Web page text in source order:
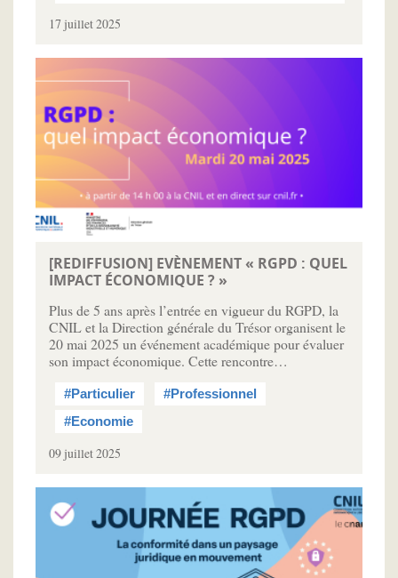
17 juillet 2025
[REDIFFUSION] EVÈNEMENT « RGPD : QUEL
IMPACT ÉCONOMIQUE ? »
Plus de 5 ans après l’entrée en vigueur du RGPD, la
CNIL et la Direction générale du Trésor organisent le
20 mai 2025 un événement académique pour évaluer
son impact économique. Cette rencontre…
#Particulier
#Professionnel
#Economie
09 juillet 2025